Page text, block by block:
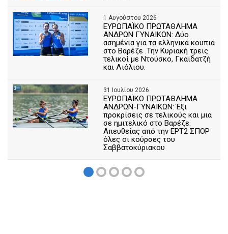
1 Αυγούστου 2026
ΕΥΡΩΠΑΪΚΟ ΠΡΩΤΑΘΛΗΜΑ
ΑΝΔΡΩΝ ΓΥΝΑΙΚΩΝ: Δύο
ασημένια για τα ελληνικά κουπιά
στο Βαρέζε .Την Κυριακή τρεις
τελικοί με Ντούσκο, Γκαϊδατζή
και Λιόλιου.
31 Ιουλίου 2026
ΕΥΡΩΠΑΪΚΟ ΠΡΩΤΑΘΛΗΜΑ
ΑΝΔΡΩΝ-ΓΥΝΑΙΚΩΝ: Έξι
προκρίσεις σε τελικούς και μια
σε ημιτελικό στο Βαρέζε.
Απευθείας από την ΕΡΤ2 ΣΠΟΡ
όλες οι κούρσες του
Σαββατοκύριακου